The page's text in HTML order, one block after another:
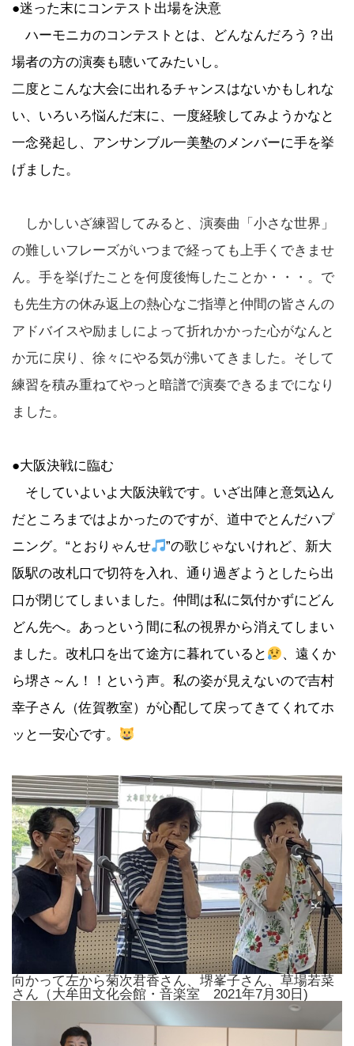
●迷った末にコンテスト出場を決意
ハーモニカのコンテストとは、どんなんだろう？出
場者の方の演奏も聴いてみたいし。
二度とこんな大会に出れるチャンスはないかもしれな
い、いろいろ悩んだ末に、一度経験してみようかなと
一念発起し、アンサンブル一美塾のメンバーに手を挙
げました。
しかしいざ練習してみると、演奏曲「小さな世界」
の難しいフレーズがいつまで経っても上手くできませ
ん。手を挙げたことを何度後悔したことか・・・。で
も先生方の休み返上の熱心なご指導と仲間の皆さんの
アドバイスや励ましによって折れかかった心がなんと
か元に戻り、徐々にやる気が沸いてきました。そして
練習を積み重ねてやっと暗譜で演奏できるまでになり
ました。
●大阪決戦に臨む
そしていよいよ大阪決戦です。いざ出陣と意気込ん
だところまではよかったのですが、道中でとんだハプ
ニング。“とおりゃんせ
”の歌じゃないけれど、新大
阪駅の改札口で切符を入れ、通り過ぎようとしたら出
口が閉じてしまいました。仲間は私に気付かずにどん
どん先へ。あっという間に私の視界から消えてしまい
ました。改札口を出て途方に暮れていると
、遠くか
ら堺さ～ん！！という声。私の姿が見えないので吉村
幸子さん（佐賀教室）が心配して戻ってきてくれてホ
ッと一安心です。
向かって左から菊次君香さん、堺峯子さん、草場若菜
さん（大牟田文化会館・音楽室 2021年7月30日)